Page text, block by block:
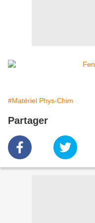
#Matériel Phys-Chim
Partager